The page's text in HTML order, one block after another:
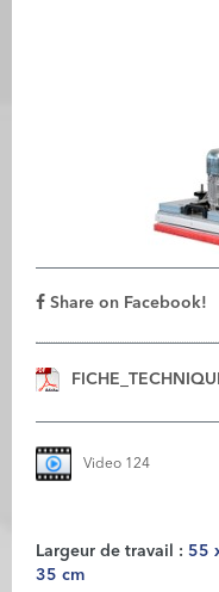
Share on Facebook!
Video 124
Largeur de travail : 55
35 cm